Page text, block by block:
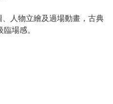
人物立繪及過場動畫，古典
場感。